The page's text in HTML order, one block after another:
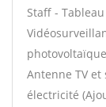
Staff -
Antenne TV
électricité